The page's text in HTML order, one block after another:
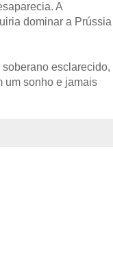
A
dominar a Prússia
esclarecido,
um sonho e jamais